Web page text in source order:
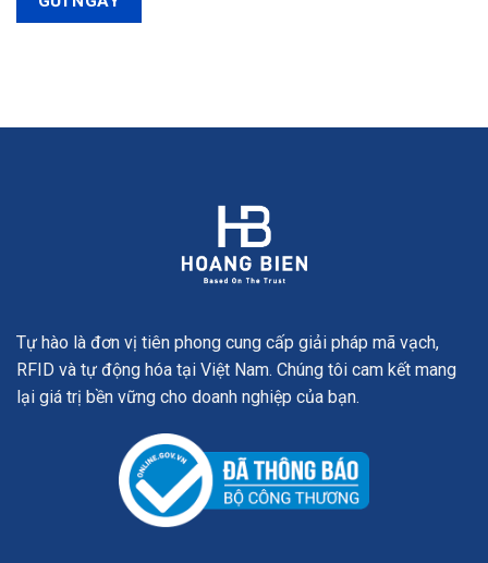
Tự hào là đơn vị tiên phong cung cấp giải pháp mã vạch,
RFID và tự động hóa tại Việt Nam. Chúng tôi cam kết mang
lại giá trị bền vững cho doanh nghiệp của bạn.